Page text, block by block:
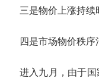
三是物价上涨持
四是市场物价秩序
进入九月，由于